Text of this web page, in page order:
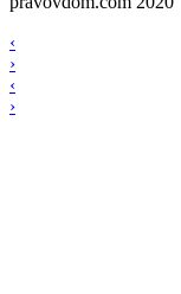
Scroll
Up
Навигация
по
записям
‹
›
Навигация
по
‹
›